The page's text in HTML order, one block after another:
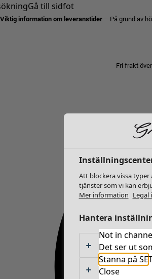
Gå till sidfot
Viktig information om leveranstider – På grund av
Fri frakt
Not in
Det ser ut
Stanna på SE
Close
Att blockera vissa typer
tjänster som vi kan
Mer information Legal
Hantera
Absolut
Funktionella